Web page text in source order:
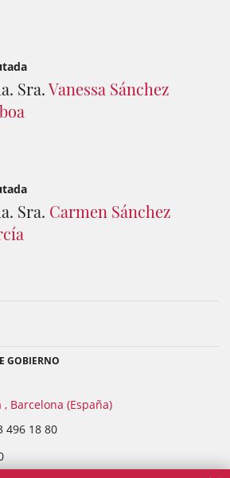
Sra.Vanessa Sánchez
Sra. Carmen Sánchez
GOBIERNO
Barcelona (España)
496 18 80